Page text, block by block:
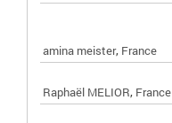
amina meister, France
Raphaël MELIOR, France